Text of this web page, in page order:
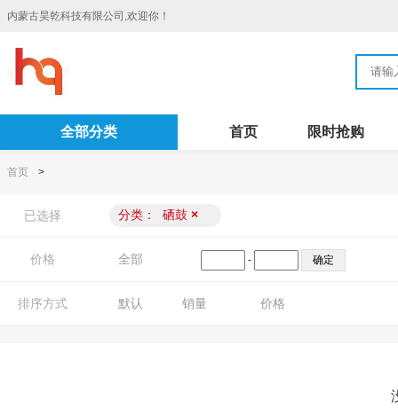
内蒙古昊乾科技有限公司,欢迎你！
全部分类 首页 限时抢购
首页 >
已选择 分类： 硒鼓 ×
价格 全部 -
排序方式 默认 销量 价格